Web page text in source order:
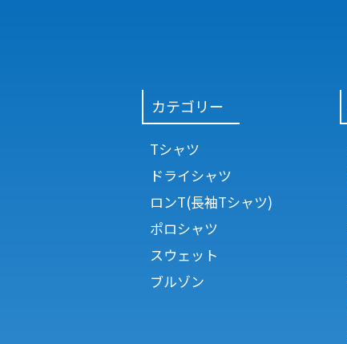
カテゴリー
Tシャツ
ドライシャツ
ロンT(長袖Tシャツ)
ポロシャツ
スウェット
ブルゾン